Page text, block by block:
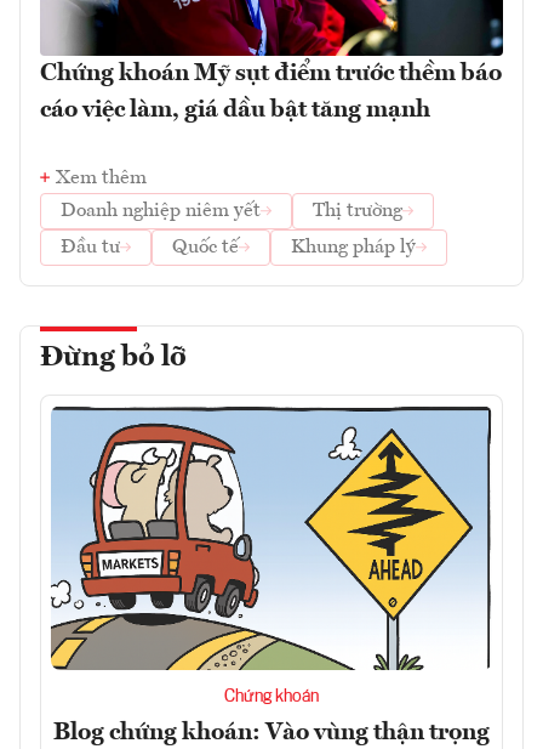
Chứng khoán Mỹ sụt điểm trước thềm báo
cáo việc làm, giá dầu bật tăng mạnh
Xem thêm
Doanh nghiệp niêm yết
Thị trường
Đầu tư
Quốc tế Khung pháp lý
Đừng bỏ lỡ
Chứng khoán
Blog chứng khoán: Vào vùng thận trọng